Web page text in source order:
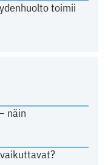
toimii
näin